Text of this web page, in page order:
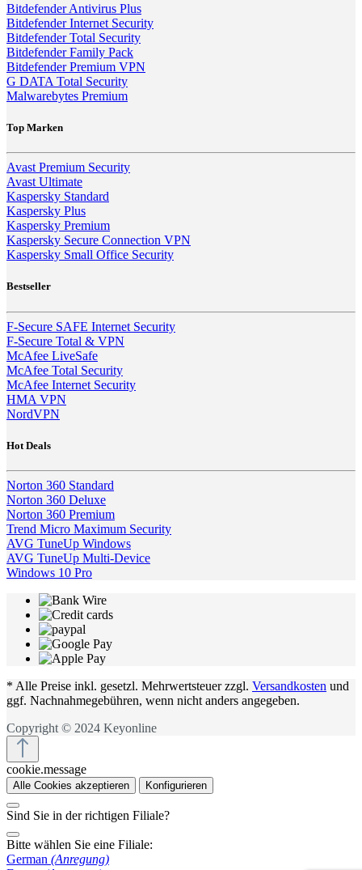
Bitdefender Antivirus Plus
Bitdefender Internet Security
Bitdefender Total Security
Bitdefender Family Pack
Bitdefender Premium VPN
G DATA Total Security
Malwarebytes Premium
Top Marken
Avast Premium Security
Avast Ultimate
Kaspersky Standard
Kaspersky Plus
Kaspersky Premium
Kaspersky Secure Connection VPN
Kaspersky Small Office Security
Bestseller
F-Secure SAFE Internet Security
F-Secure Total & VPN
McAfee LiveSafe
McAfee Total Security
McAfee Internet Security
HMA VPN
NordVPN
Hot Deals
Norton 360 Standard
Norton 360 Deluxe
Norton 360 Premium
Trend Micro Maximum Security
AVG TuneUp Windows
AVG TuneUp Multi-Device
Windows 10 Pro
* Alle Preise inkl. gesetzl. Mehrwertsteuer zzgl. Versandkosten und
ggf. Nachnahmegebühren, wenn nicht anders angegeben.
Copyright © 2024 Keyonline
cookie.message
Alle Cookies akzeptieren Konfigurieren
Sind Sie in der richtigen Filiale?
Bitte wählen Sie eine Filiale:
German (Anregung)